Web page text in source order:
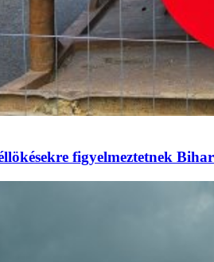
figyelmeztetnek